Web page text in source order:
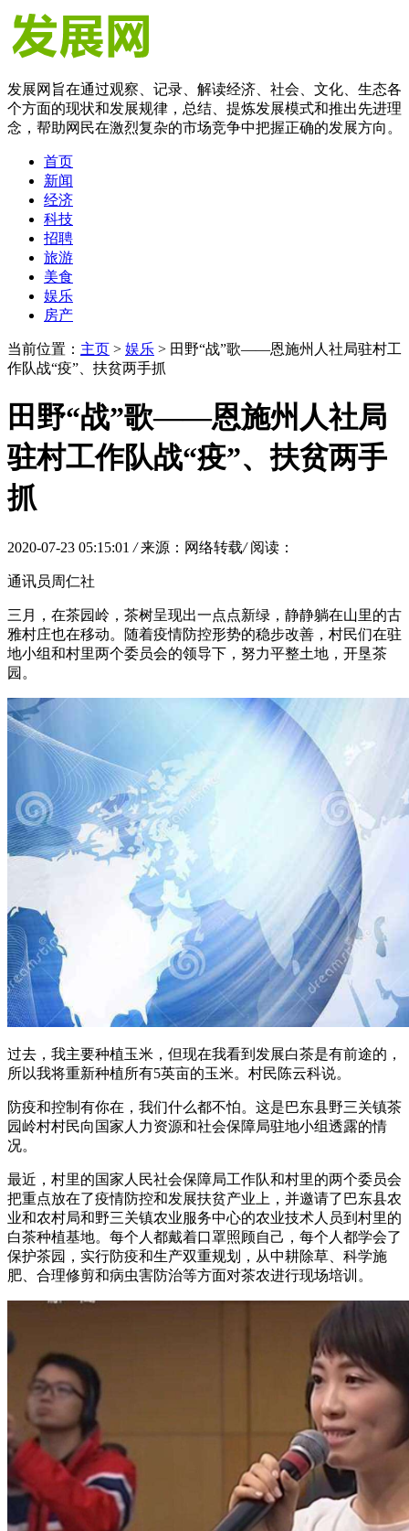
发展网旨在通过观察、记录、解读经济、社会、文化、生态各
个方面的现状和发展规律，总结、提炼发展模式和推出先进理
念，帮助网民在激烈复杂的市场竞争中把握正确的发展方向。
首页
新闻
经济
科技
招聘
旅游
美食
娱乐
房产
当前位置： 主页 > 娱乐 > 田野“战”歌——恩施州人社局驻村工
作队战“疫”、扶贫两手抓
田野“战”歌——恩施州人社局
驻村工作队战“疫”、扶贫两手
抓
2020-07-23 05:15:01 / 来源：网络转载/ 阅读：
通讯员周仁社
三月，在茶园岭，茶树呈现出一点点新绿，静静躺在山里的古
雅村庄也在移动。随着疫情防控形势的稳步改善，村民们在驻
地小组和村里两个委员会的领导下，努力平整土地，开垦茶
园。
过去，我主要种植玉米，但现在我看到发展白茶是有前途的，
所以我将重新种植所有5英亩的玉米。村民陈云科说。
防疫和控制有你在，我们什么都不怕。这是巴东县野三关镇茶
园岭村村民向国家人力资源和社会保障局驻地小组透露的情
况。
最近，村里的国家人民社会保障局工作队和村里的两个委员会
把重点放在了疫情防控和发展扶贫产业上，并邀请了巴东县农
业和农村局和野三关镇农业服务中心的农业技术人员到村里的
白茶种植基地。每个人都戴着口罩照顾自己，每个人都学会了
保护茶园，实行防疫和生产双重规划，从中耕除草、科学施
肥、合理修剪和病虫害防治等方面对茶农进行现场培训。